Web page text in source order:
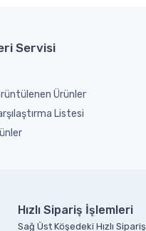
Servisi
Ürünler
Listesi
Hızlı Sipariş İşlemleri
Sağ Üst Köşedeki Hızlı Sipariş